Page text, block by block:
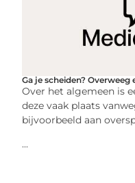
Ga je scheiden?
Over het algemeen is
deze vaak plaats
bijvoorbeeld aan
...